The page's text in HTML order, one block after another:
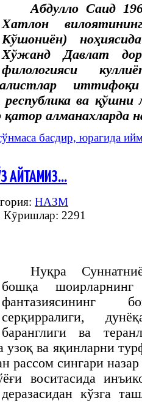
Абдулло Саид
Хатлон
Кўшониён)
Хўжанд Давлат
филологияси
ва
алманахларда
басдир, юрагида
АЙТАМИЗ…
НАЗМ
Кӯришлар: 2291
Нуқра
бошқа
шоирларнинг
фантазиясининг
серқирралиги,
баранглиги
ва
ва яқинларни
рассом сингари
воситасида
кўзга